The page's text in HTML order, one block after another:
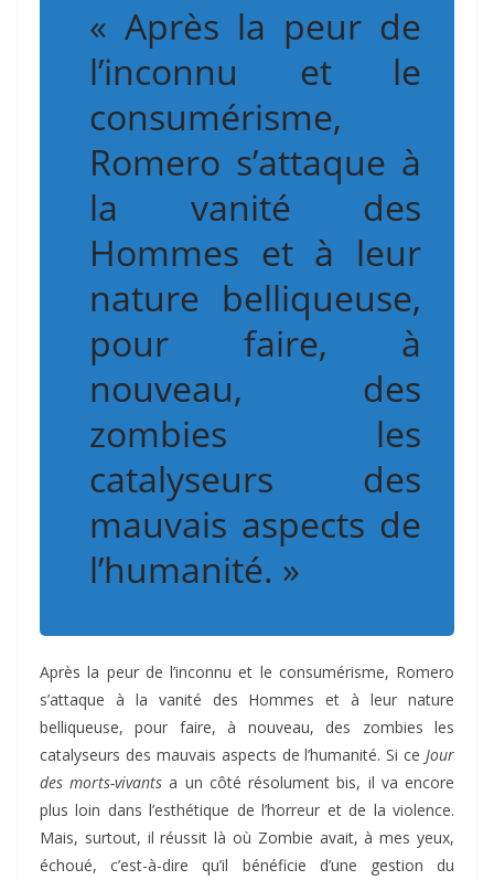
« Après la peur de
l’inconnu et le
consumérisme,
Romero s’attaque à
la vanité des
Hommes et à leur
nature belliqueuse,
pour faire, à
nouveau, des
zombies les
catalyseurs des
mauvais aspects de
l’humanité. »
Après la peur de l’inconnu et le consumérisme, Romero
s’attaque à la vanité des Hommes et à leur nature
belliqueuse, pour faire, à nouveau, des zombies les
catalyseurs des mauvais aspects de l’humanité. Si ce Jour
des morts-vivants a un côté résolument bis, il va encore
plus loin dans l’esthétique de l’horreur et de la violence.
Mais, surtout, il réussit là où Zombie avait, à mes yeux,
échoué, c’est-à-dire qu’il bénéficie d’une gestion du